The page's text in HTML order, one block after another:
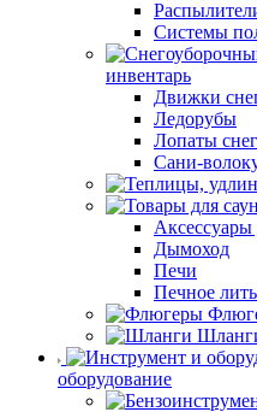
Системы
инвентарь
Движки
Ледорубы
Лопаты
Сани-
Аксессуары
Дымоход
Печи
Печное
оборудование